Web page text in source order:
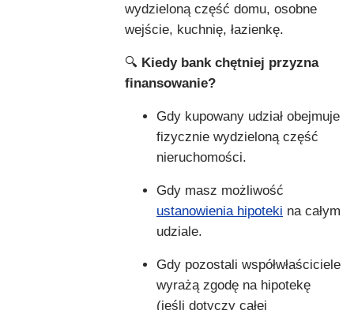
wydzieloną część domu, osobne
wejście, kuchnię, łazienkę.
🔍 Kiedy bank chętniej przyzna
finansowanie?
Gdy kupowany udział obejmuje
fizycznie wydzieloną część
nieruchomości.
Gdy masz możliwość
ustanowienia hipoteki na całym
udziale.
Gdy pozostali współwłaściciele
wyrażą zgodę na hipotekę
(jeśli dotyczy całej